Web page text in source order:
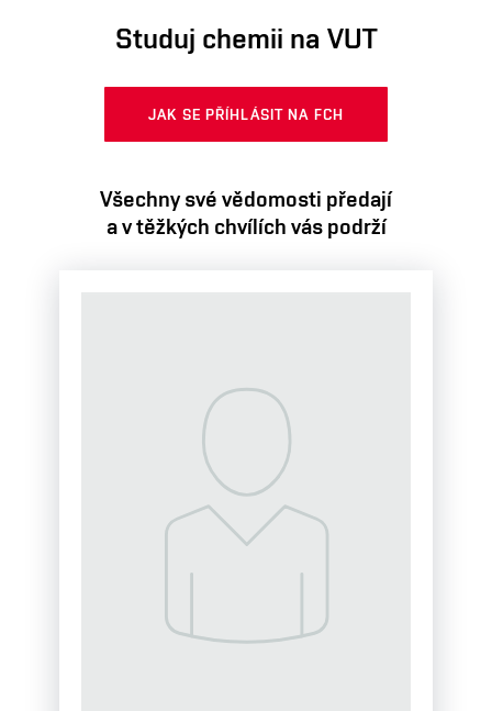
Studuj chemii na VUT
JAK SE PŘÍHLÁSIT NA FCH
Všechny své vědomosti předají
a v těžkých chvílích vás podrží